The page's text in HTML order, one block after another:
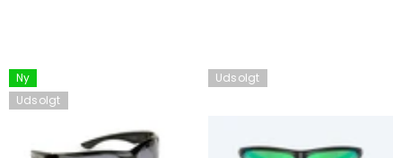
Ny
Udsolgt
Udsolgt